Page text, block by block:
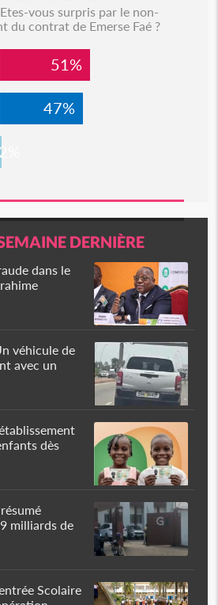
vous surpris par le non-
du contrat de Emerse Faé ?
51%
47%
2%
DERNIÈRE
dans le
véhicule de
avec un
dès
milliards de
Scolaire